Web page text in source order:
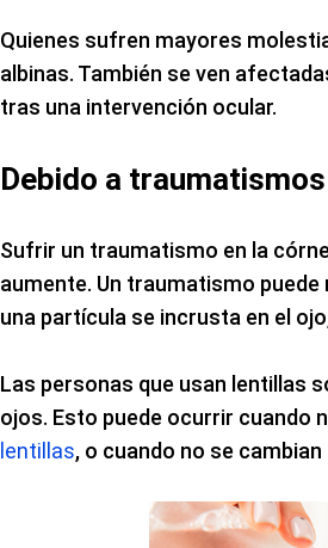
Quienes sufren mayores
albinas. También se ven
tras una intervención ocular.
Debido a traumatismos
Sufrir un traumatismo en la
aumente. Un traumatismo
una partícula se incrusta en el
Las personas que usan lentillas
ojos. Esto puede ocurrir cuando
lentillas, o cuando no se